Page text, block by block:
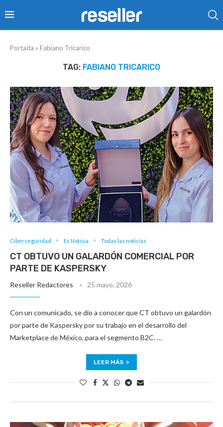
Portada » Fabiano Tricarico
TAG: FABIANO TRICARICO
Ciberseguridad Es Noticia Todas las noticias
CT OBTUVO UN GALARDÓN COMERCIAL POR
PARTE DE KASPERSKY
Reseller Redactores 25 mayo, 2026
Con un comunicado, se dio a conocer que CT obtuvo un galardón
por parte de Kaspersky por su trabajo en el desarrollo del
Marketplace de México, para el segmento B2C. …
LEER MÁS